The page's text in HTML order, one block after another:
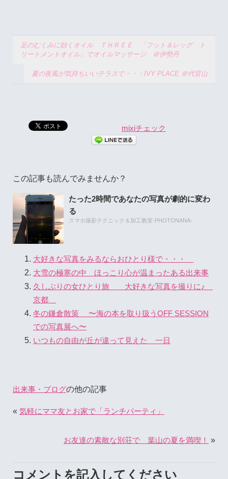
足のむくみに効くオイル ＴＨＲＥＥ 「フット＆レッグ ト
リートメントオイル」でオイルマッサージ ＠伊勢丹
夏の夜風が気持ちいいテラスで・・・IVY PLACE ＠代官山
mixiチェック
この記事も読んでみませんか？
たった2時間であなたの写真が劇的に変わ
る
スマホ撮影テクニック＆加工教室-PHOTONANA-
大好きな写真をみるならおひとり様で・・・
大雪の極寒の中 ほっこり心が温まったある出来事
久しぶりの女ひとり旅 大好きな写真を撮りに♪
京都
冬の鎌倉散策 〜海の本を取り扱うOFF SESSION
での写真展へ〜
いつもの自由が丘が違って見えた 一日
出来事・ブログの他の記事
« 気軽にママ友とお家で「ランチパーティ」
お友達の素敵な別荘で 葉山の夏を満喫！ »
コメントを記入してください